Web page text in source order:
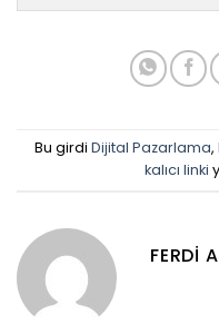
Bu girdi Dijital Pazarlama,
kalıcı linki
FERDI